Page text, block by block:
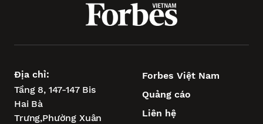
Địa chỉ:
Tầng 8, 147-147 Bis
Hai Bà
Trưng,Phường Xuân
Forbes Việt Nam
Quảng cáo
Liên hệ